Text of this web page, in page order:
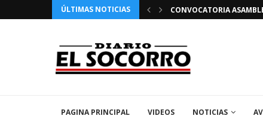
ÚLTIMAS NOTICIAS
PATRONALES 2026 EN EL SOCORRO CONVOCATORIA
PAGINA PRINCIPAL VIDEOS NOTICIAS